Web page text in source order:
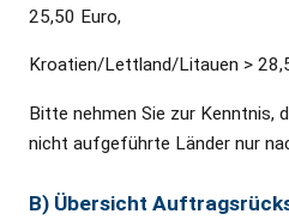
25,50 Euro,
Kroatien/Lettland/Litauen >
Bitte nehmen Sie zur Kenntnis,
nicht aufgeführte Länder nur
B) Übersicht